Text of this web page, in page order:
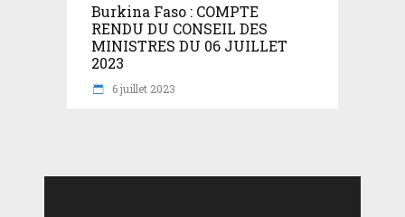
Burkina Faso : COMPTE
RENDU DU CONSEIL DES
MINISTRES DU 06 JUILLET
2023
6 juillet 2023